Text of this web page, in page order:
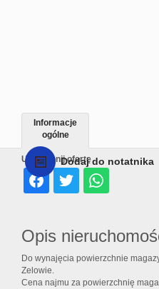
Dodaj do notatnika
Udostępnij ofertę
Informacje
ogólne
Opis
Do wynajęcia powierzchnie
Zelowie.
Cena najmu za powierzchnię